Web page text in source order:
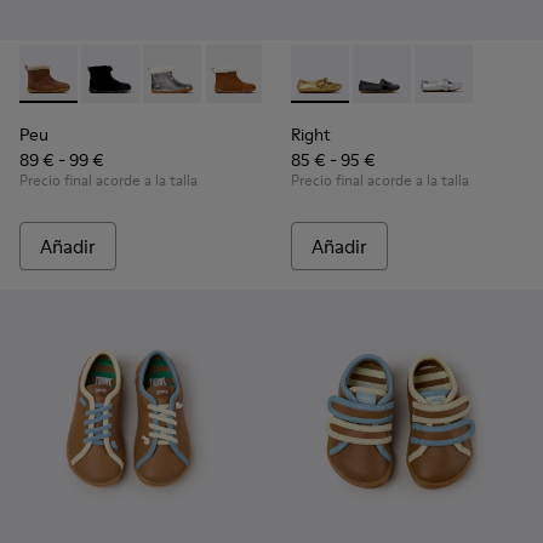
Peu - K900365-007 - Botines de ante marrón para niños.
Peu - K900365-005 - Botines negros de ante para
Peu - K900365-003
Peu - K900365-002
Peu - K900365-001
Peu
89 € - 99 €
Precio final acorde a la talla
Añadir
Right - K800702-004 -
Right - K800702-
Right -
Right
85 € - 95 €
Precio final acorde a la talla
Añadir